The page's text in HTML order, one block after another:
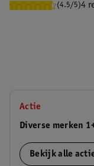
(4.5/5)4
Actie
Diverse merken
Bekijk alle